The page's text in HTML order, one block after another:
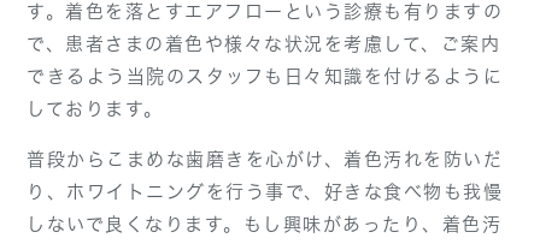
す。着色を落とすエアフローという診療も有りますの
で、患者さまの着色や様々な状況を考慮して、ご案内
できるよう当院のスタッフも日々知識を付けるように
しております。
普段からこまめな歯磨きを心がけ、着色汚れを防いだ
り、ホワイトニングを行う事で、好きな食べ物も我慢
しないで良くなります。もし興味があったり、着色汚